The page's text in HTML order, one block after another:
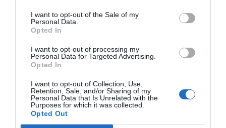
I want to opt-out of the Sale of my
Personal Data.
Opted In
I want to opt-out of processing my
Personal Data for Targeted Advertising.
Opted In
I want to opt-out of Collection, Use,
Retention, Sale, and/or Sharing of my
Personal Data that Is Unrelated with the
Purposes for which it was collected.
Opted Out
la seva aportació hauria d’haver superat els 7.700
milions d'euros i, en termes de PIB i riquesa, una
mica més.
Les dades ens indiquen que la “solidaritat” és
obligada si el sistema no ha de fer fallida per un
col·lapse rotund. L’altra cosa és que aquest
sistema s'ha manteningut durant dècades amb
un finançament autonòmic que no respectava el